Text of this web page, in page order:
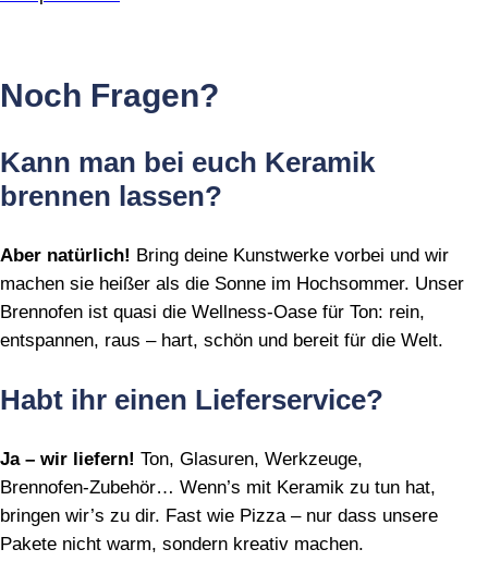
Noch Fragen?
Kann man bei euch Keramik
brennen lassen?
Aber natürlich! Bring deine Kunstwerke vorbei und wir
machen sie heißer als die Sonne im Hochsommer. Unser
Brennofen ist quasi die Wellness‑Oase für Ton: rein,
entspannen, raus – hart, schön und bereit für die Welt.
Habt ihr einen Lieferservice?
Ja – wir liefern! Ton, Glasuren, Werkzeuge,
Brennofen‑Zubehör… Wenn’s mit Keramik zu tun hat,
bringen wir’s zu dir. Fast wie Pizza – nur dass unsere
Pakete nicht warm, sondern kreativ machen.